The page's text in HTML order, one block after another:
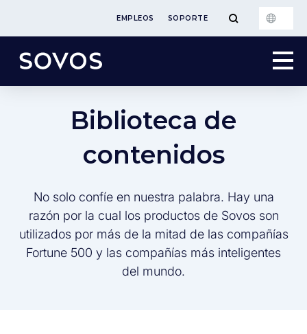
EMPLEOS SOPORTE
Biblioteca de
contenidos
No solo confíe en nuestra palabra. Hay una
razón por la cual los productos de Sovos son
utilizados por más de la mitad de las compañías
Fortune 500 y las compañías más inteligentes
del mundo.